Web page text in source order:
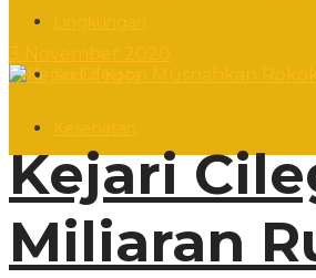
Kejari
Miliaran